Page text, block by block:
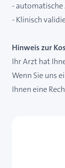
-
- Klinisch
Hinweis zur
Ihr Arzt hat
Wenn Sie uns
Ihnen eine